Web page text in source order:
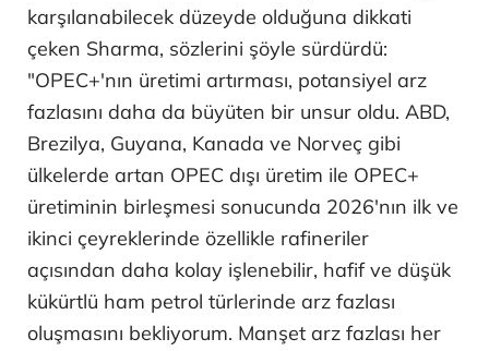
karşılanabilecek düzeyde olduğuna dikkati
çeken Sharma, sözlerini şöyle sürdürdü:
"OPEC+'nın üretimi artırması, potansiyel arz
fazlasını daha da büyüten bir unsur oldu. ABD,
Brezilya, Guyana, Kanada ve Norveç gibi
ülkelerde artan OPEC dışı üretim ile OPEC+
üretiminin birleşmesi sonucunda 2026'nın ilk ve
ikinci çeyreklerinde özellikle rafineriler
açısından daha kolay işlenebilir, hafif ve düşük
kükürtlü ham petrol türlerinde arz fazlası
oluşmasını bekliyorum. Manşet arz fazlası her